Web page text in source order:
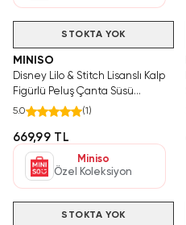
STOKTA YOK
MINISO
Disney Lilo & Stitch Lisanslı Kalp
Figürlü Peluş Çanta Süsü
Anahtarlık - Stitch
5.0 (1 )
669,99 TL
Miniso
Özel Koleksiyon
STOKTA YOK